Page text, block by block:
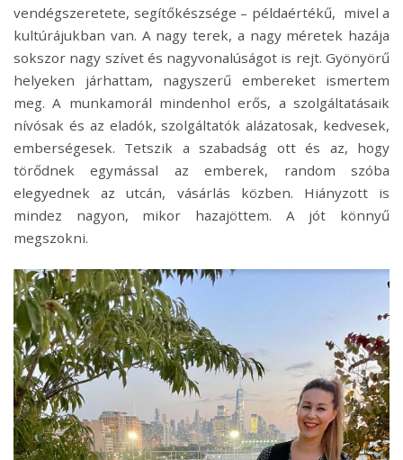
vendégszeretete, segítőkészsége – példaértékű, mivel a
kultúrájukban van. A nagy terek, a nagy méretek hazája
sokszor nagy szívet és nagyvonalúságot is rejt. Gyönyörű
helyeken járhattam, nagyszerű embereket ismertem
meg. A munkamorál mindenhol erős, a szolgáltatásaik
nívósak és az eladók, szolgáltatók alázatosak, kedvesek,
emberségesek. Tetszik a szabadság ott és az, hogy
törődnek egymással az emberek, random szóba
elegyednek az utcán, vásárlás közben. Hiányzott is
mindez nagyon, mikor hazajöttem. A jót könnyű
megszokni.